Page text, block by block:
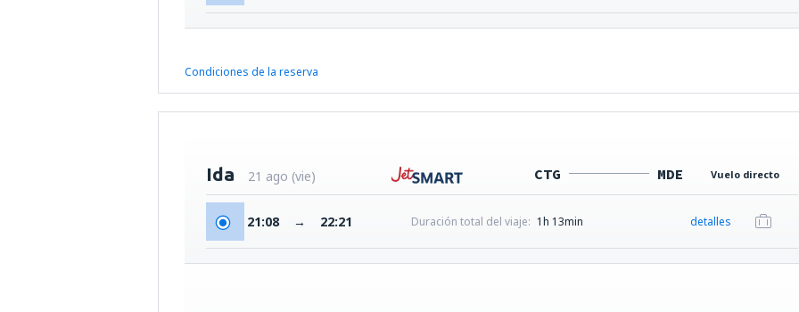
Condiciones de la reserva
Ida 21 ago (vie) CTG MDE Vuelo directo
21:08 → 22:21 Duración total del viaje: 1h 13min detalles